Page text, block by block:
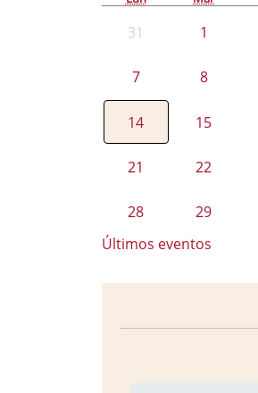
31 1
7 8
14 15
21 22
28 29
Últimos eventos